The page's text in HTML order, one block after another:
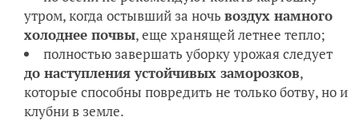
утром, когда остывший за ночь воздух намного
холоднее почвы, еще хранящей летнее тепло;
полностью завершать уборку урожая следует
до наступления устойчивых заморозков,
которые способны повредить не только ботву, но и
клубни в земле.